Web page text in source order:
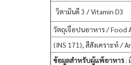
วิตามินดี 3 / Vitamin D3
วัตถุเจือปนอาหาร / Food
(INS 171), สีสังเคราะห์ /
ข้อมูลสำหรับผู้แพ้อาหาร: